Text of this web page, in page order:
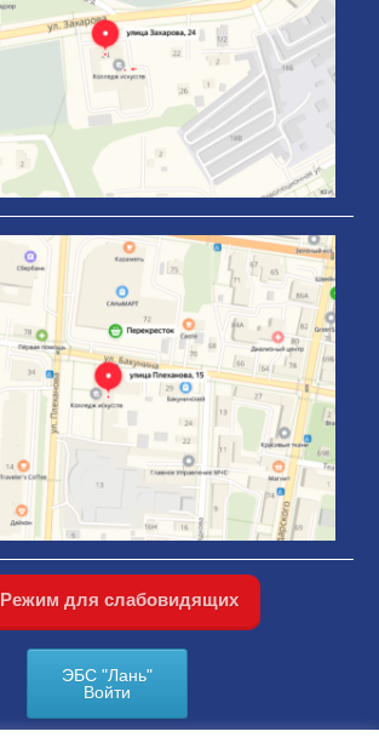
Режим для слабовидящих
ЭБС "Лань"
Войти